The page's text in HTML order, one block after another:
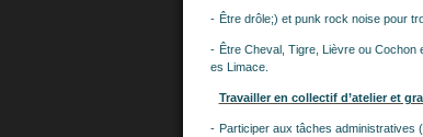
- Être drôle;) et punk rock noise pour
- Être Cheval, Tigre, Lièvre ou
es Limace.
Travailler en collectif d’atelier et
- Participer aux tâches administratives